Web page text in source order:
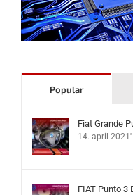
Popular
Fiat Grande
14. april 2021'
FIAT Punto 3